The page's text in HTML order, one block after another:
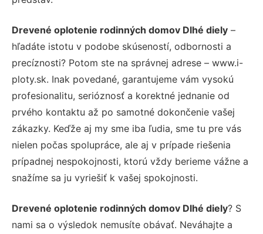
Drevené oplotenie rodinných domov Dlhé diely –
hľadáte istotu v podobe skúseností, odbornosti a
precíznosti? Potom ste na správnej adrese – www.i-
ploty.sk. Inak povedané, garantujeme vám vysokú
profesionalitu, serióznosť a korektné jednanie od
prvého kontaktu až po samotné dokončenie vašej
zákazky. Keďže aj my sme iba ľudia, sme tu pre vás
nielen počas spolupráce, ale aj v prípade riešenia
prípadnej nespokojnosti, ktorú vždy berieme vážne a
snažíme sa ju vyriešiť k vašej spokojnosti.
Drevené oplotenie rodinných domov Dlhé diely? S
nami sa o výsledok nemusíte obávať. Neváhajte a